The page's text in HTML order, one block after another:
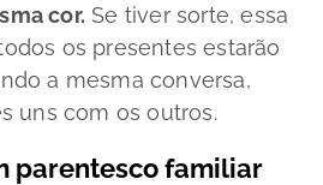
cor. Se tiver sorte, essa
os presentes estarão
a mesma conversa,
uns com os outros.
parentesco familiar